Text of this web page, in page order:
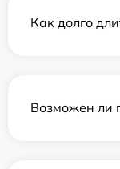
Как долго
Возможен ли